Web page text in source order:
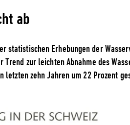
ab
statistischen Erhebungen der
zur leichten Abnahme des
zehn Jahren um 22 Prozent